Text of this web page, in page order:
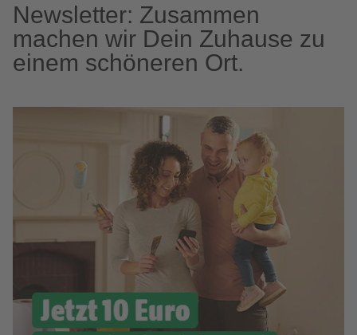
Newsletter: Zusammen
machen wir Dein Zuhause zu
einem schöneren Ort.